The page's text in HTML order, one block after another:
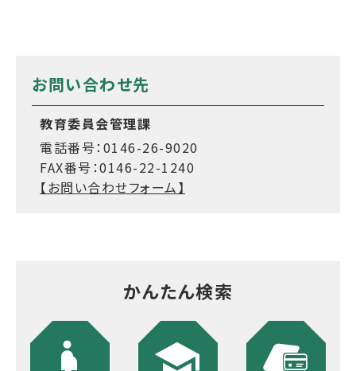
お問い合わせ先
教育委員会管理課
電話番号：0146-26-9020
FAX番号：0146-22-1240
【お問い合わせフォーム】
かんたん検索